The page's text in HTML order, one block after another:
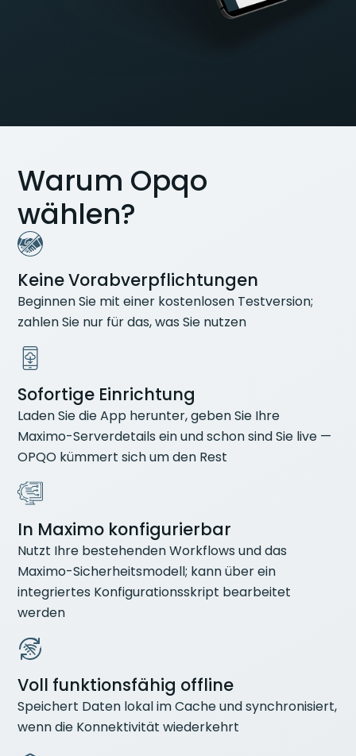
Warum Opqo
wählen?
Keine Vorabverpflichtungen
Beginnen Sie mit einer kostenlosen Testversion;
zahlen Sie nur für das, was Sie nutzen
Sofortige Einrichtung
Laden Sie die App herunter, geben Sie Ihre
Maximo-Serverdetails ein und schon sind Sie live —
OPQO kümmert sich um den Rest
In Maximo konfigurierbar
Nutzt Ihre bestehenden Workflows und das
Maximo-Sicherheitsmodell; kann über ein
integriertes Konfigurationsskript bearbeitet
werden
Voll funktionsfähig offline
Speichert Daten lokal im Cache und synchronisiert,
wenn die Konnektivität wiederkehrt